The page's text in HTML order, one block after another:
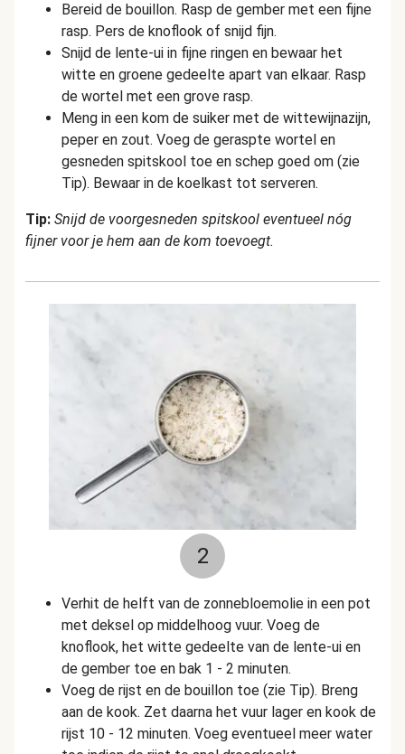
Bereid de bouillon. Rasp de gember met een fijne
rasp. Pers de knoflook of snijd fijn.
Snijd de lente-ui in fijne ringen en bewaar het
witte en groene gedeelte apart van elkaar. Rasp
de wortel met een grove rasp.
Meng in een kom de suiker met de wittewijnazijn,
peper en zout. Voeg de geraspte wortel en
gesneden spitskool toe en schep goed om (zie
Tip). Bewaar in de koelkast tot serveren.
Tip: Snijd de voorgesneden spitskool eventueel nóg
fijner voor je hem aan de kom toevoegt.
2
Verhit de helft van de zonnebloemolie in een pot
met deksel op middelhoog vuur. Voeg de
knoflook, het witte gedeelte van de lente-ui en
de gember toe en bak 1 - 2 minuten.
Voeg de rijst en de bouillon toe (zie Tip). Breng
aan de kook. Zet daarna het vuur lager en kook de
rijst 10 - 12 minuten. Voeg eventueel meer water